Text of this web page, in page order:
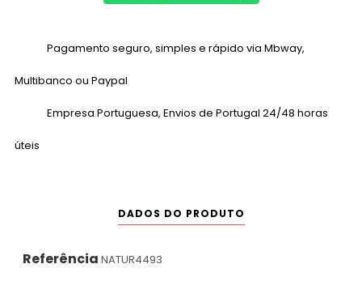
Pagamento seguro, simples e rápido via Mbway,
Multibanco ou Paypal
Empresa Portuguesa, Envios de Portugal 24/48 horas
úteis
DADOS DO PRODUTO
Referência NATUR4493